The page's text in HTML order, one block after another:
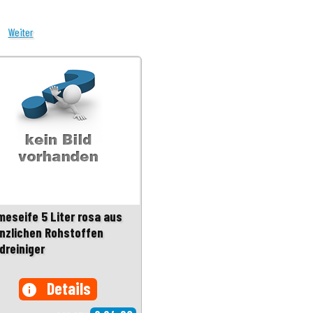
Weiter
5 Liter rosa aus
Rohstoffen
info Details